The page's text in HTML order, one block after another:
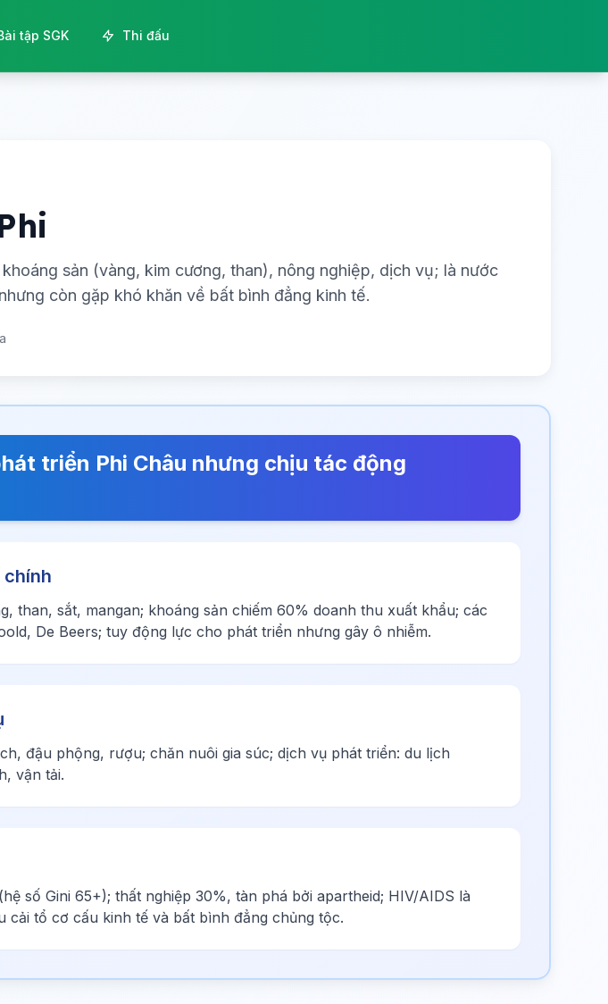
tập SGK Thi đấu
sản (vàng, kim cương, than), nông nghiệp, dịch vụ; là nước
còn gặp khó khăn về bất bình đẳng kinh tế.
triển Phi Châu nhưng chịu tác động
chính
than, sắt, mangan; khoáng sản chiếm 60% doanh thu xuất khẩu; các
De Beers; tuy động lực cho phát triển nhưng gây ô nhiễm.
đậu phộng, rượu; chăn nuôi gia súc; dịch vụ phát triển: du lịch
vận tải.
số Gini 65+); thất nghiệp 30%, tàn phá bởi apartheid; HIV/AIDS là
cải tổ cơ cấu kinh tế và bất bình đẳng chủng tộc.